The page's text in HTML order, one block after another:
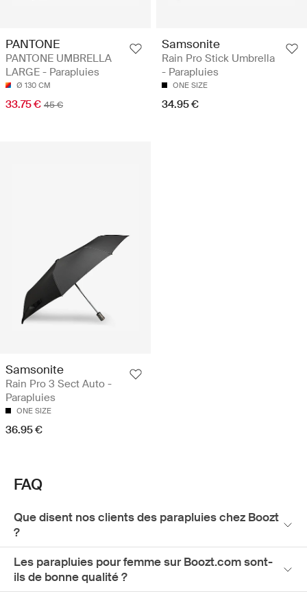
PANTONE
PANTONE UMBRELLA
LARGE - Parapluies
Ø 130 CM
33.75 € 45 €
Samsonite
Rain Pro Stick Umbrella
- Parapluies
ONE SIZE
34.95 €
Samsonite
Rain Pro 3 Sect Auto -
Parapluies
ONE SIZE
36.95 €
FAQ
Que disent nos clients des parapluies chez Boozt
?
Les parapluies pour femme sur Boozt.com sont-
ils de bonne qualité ?